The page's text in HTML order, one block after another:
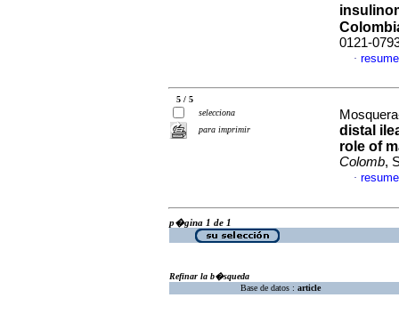
0121-
·
5 / 5
selecciona
para imprimir
distal
role of
Colomb,
·
p�gina 1 de 1
Refinar la b�squeda
Base de datos : article